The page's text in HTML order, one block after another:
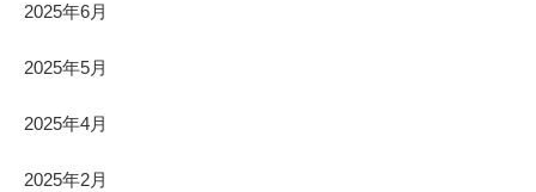
2025年6月
2025年5月
2025年4月
2025年2月